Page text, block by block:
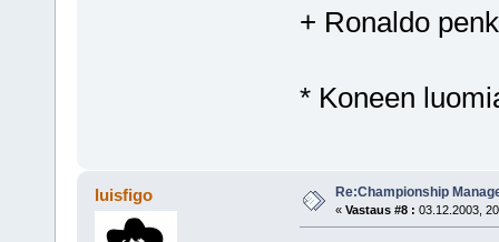
+ Ronaldo
* Koneen
luisfigo Re:Championship
« Vastaus #8 : 03.12.2003,